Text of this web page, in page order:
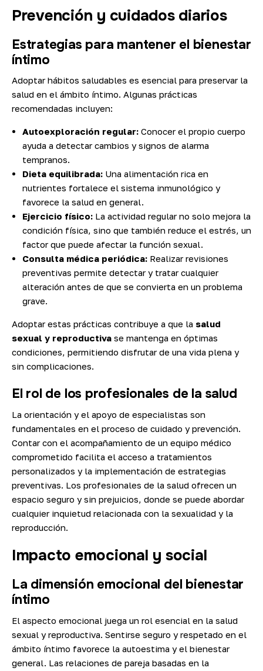
Prevención y cuidados diarios
Estrategias para mantener el bienestar
íntimo
Adoptar hábitos saludables es esencial para preservar la
salud en el ámbito íntimo. Algunas prácticas
recomendadas incluyen:
Autoexploración regular: Conocer el propio cuerpo
ayuda a detectar cambios y signos de alarma
tempranos.
Dieta equilibrada: Una alimentación rica en
nutrientes fortalece el sistema inmunológico y
favorece la salud en general.
Ejercicio físico: La actividad regular no solo mejora la
condición física, sino que también reduce el estrés, un
factor que puede afectar la función sexual.
Consulta médica periódica: Realizar revisiones
preventivas permite detectar y tratar cualquier
alteración antes de que se convierta en un problema
grave.
Adoptar estas prácticas contribuye a que la salud
sexual y reproductiva se mantenga en óptimas
condiciones, permitiendo disfrutar de una vida plena y
sin complicaciones.
El rol de los profesionales de la salud
La orientación y el apoyo de especialistas son
fundamentales en el proceso de cuidado y prevención.
Contar con el acompañamiento de un equipo médico
comprometido facilita el acceso a tratamientos
personalizados y la implementación de estrategias
preventivas. Los profesionales de la salud ofrecen un
espacio seguro y sin prejuicios, donde se puede abordar
cualquier inquietud relacionada con la sexualidad y la
reproducción.
Impacto emocional y social
La dimensión emocional del bienestar
íntimo
El aspecto emocional juega un rol esencial en la salud
sexual y reproductiva. Sentirse seguro y respetado en el
ámbito íntimo favorece la autoestima y el bienestar
general. Las relaciones de pareja basadas en la